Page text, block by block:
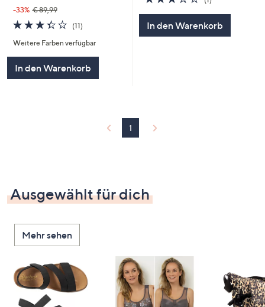
-33% € 89,99
3.4
von
5
(11)11
Weitere Farben verfügbar
In den Warenkorb
von
In den Warenkorb
1
Ausgewählt für dich
Mehr sehen